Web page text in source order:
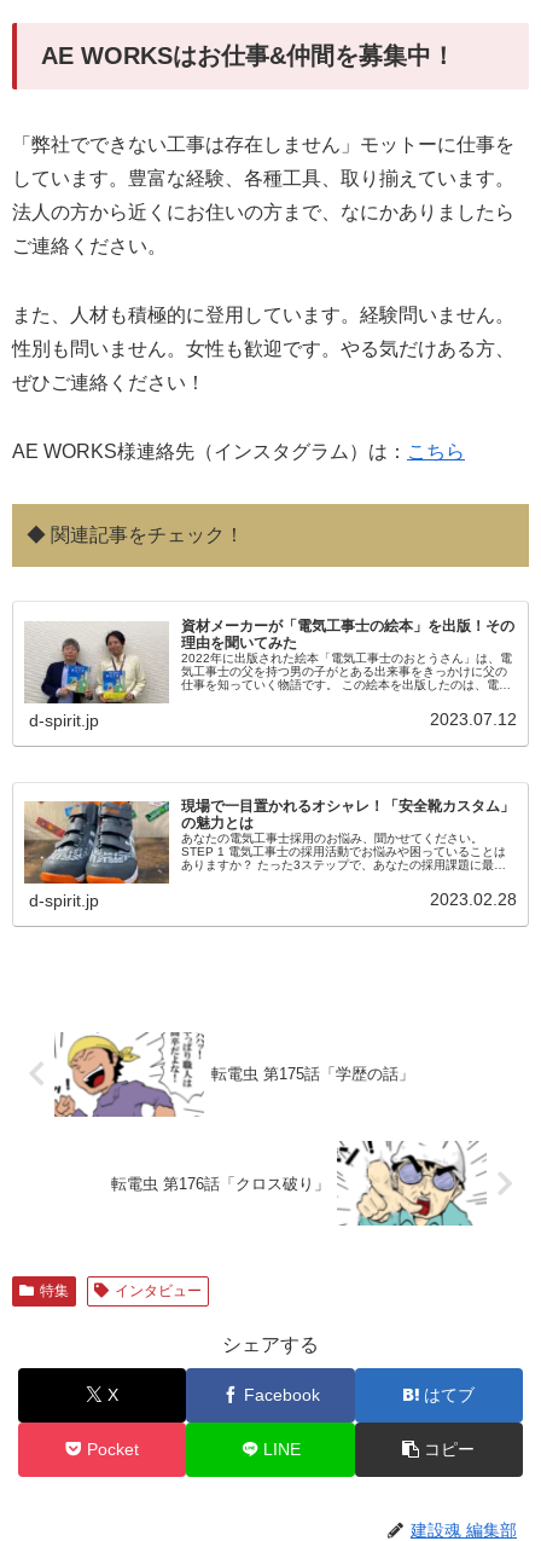
AE WORKSはお仕事&仲間を募集中！
「弊社でできない工事は存在しません」モットーに仕事を
しています。豊富な経験、各種工具、取り揃えています。
法人の方から近くにお住いの方まで、なにかありましたら
ご連絡ください。
また、人材も積極的に登用しています。経験問いません。
性別も問いません。女性も歓迎です。やる気だけある方、
ぜひご連絡ください！
AE WORKS様連絡先（インスタグラム）は： こちら
◆ 関連記事をチェック！
資材メーカーが「電気工事士の絵本」を出版！その
理由を聞いてみた
2022年に出版された絵本「電気工事士のおとうさん」は、電
気工事士の父を持つ男の子がとある出来事をきっかけに父の
仕事を知っていく物語です。 この絵本を出版したのは、電気
d-spirit.jp 2023.07.12
現場で一目置かれるオシャレ！「安全靴カスタム」
の魅力とは
あなたの電気工事士採用のお悩み、聞かせてください。
STEP 1 電気工事士の採用活動でお悩みや困っていることは
ありますか？ たった3ステップで、あなたの採用課題に最適
d-spirit.jp 2023.02.28
転電虫 第175話「学歴の話」
転電虫 第176話「クロス破り」
特集 インタビュー
シェアする
X Facebook はてブ
Pocket LINE コピー
建設魂 編集部